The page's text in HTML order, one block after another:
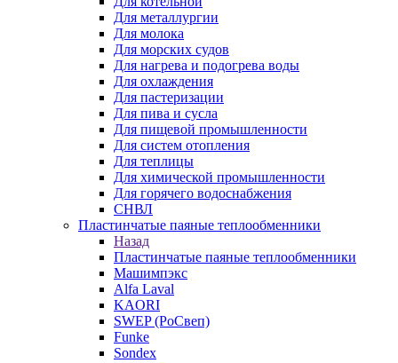
Для металлургии
Для молока
Для морских судов
Для нагрева и подогрева воды
Для охлаждения
Для пастеризации
Для пива и сусла
Для пищевой промышленности
Для систем отопления
Для теплицы
Для химической промышленности
Для горячего водоснабжения
СНВЛ
Пластинчатые паяные теплообменники
Назад
Пластинчатые паяные теплообменники
Машимпэкс
Alfa Laval
KAORI
SWEP (РоСвеп)
Funke
Sondex